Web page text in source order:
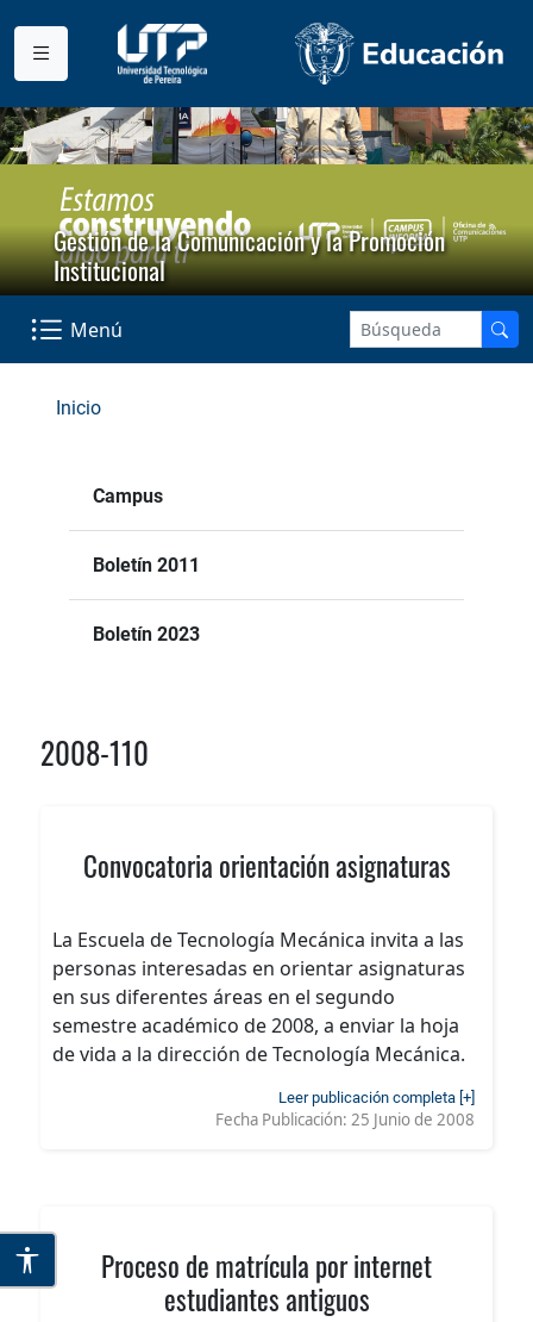
Gestión de la Comunicación y la Promoción
Institucional
Menú
Inicio
Campus
Boletín 2011
Boletín 2023
2008-110
Convocatoria orientación asignaturas
La Escuela de Tecnología Mecánica invita a las
personas interesadas en orientar asignaturas
en sus diferentes áreas en el segundo
semestre académico de 2008, a enviar la hoja
de vida a la dirección de Tecnología Mecánica.
Leer publicación completa [+]
Fecha Publicación: 25 Junio de 2008
Proceso de matrícula por internet
estudiantes antiguos